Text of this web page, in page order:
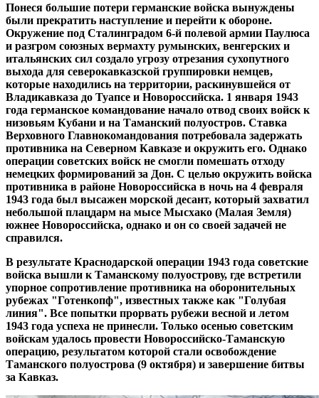
Понеся большие потери германские войска вынуждены
были прекратить наступление и перейти к обороне.
Окружение под Сталинградом 6-й полевой армии Паулюса
и разгром союзных вермахту румынских, венгерских и
итальянских сил создало угрозу отрезания сухопутного
выхода для северокавказской группировки немцев,
которые находились на территории, раскинувшейся от
Владикавказа до Туапсе и Новороссийска. 1 января 1943
года германское командование начало отвод своих войск к
низовьям Кубани и на Таманский полуостров. Ставка
Верховного Главнокомандования потребовала задержать
противника на Северном Кавказе и окружить его. Однако
операции советских войск не смогли помешать отходу
немецких формирований за Дон. С целью окружить войска
противника в районе Новороссийска в ночь на 4 февраля
1943 года был высажен морской десант, который захватил
небольшой плацдарм на мысе Мысхако (Малая Земля)
южнее Новороссийска, однако и он со своей задачей не
справился.
В результате Краснодарской операции 1943 года советские
войска вышли к Таманскому полуострову, где встретили
упорное сопротивление противника на оборонительных
рубежах "Готенкопф", известных также как "Голубая
линия". Все попытки прорвать рубежи весной и летом
1943 года успеха не принесли. Только осенью советским
войскам удалось провести Новороссийско-Таманскую
операцию, результатом которой стали освобождение
Таманского полуострова (9 октября) и завершение битвы
за Кавказ.